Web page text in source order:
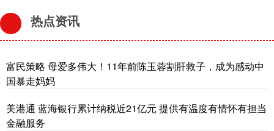
热点资讯
富民策略 母爱多伟大！11年前陈玉蓉割肝救子，成为感动中
国暴走妈妈
美港通 蓝海银行累计纳税近21亿元 提供有温度有情怀有担当
金融服务